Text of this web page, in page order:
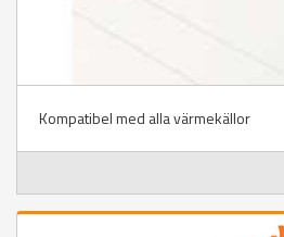
Kompatibel med alla värmekällor